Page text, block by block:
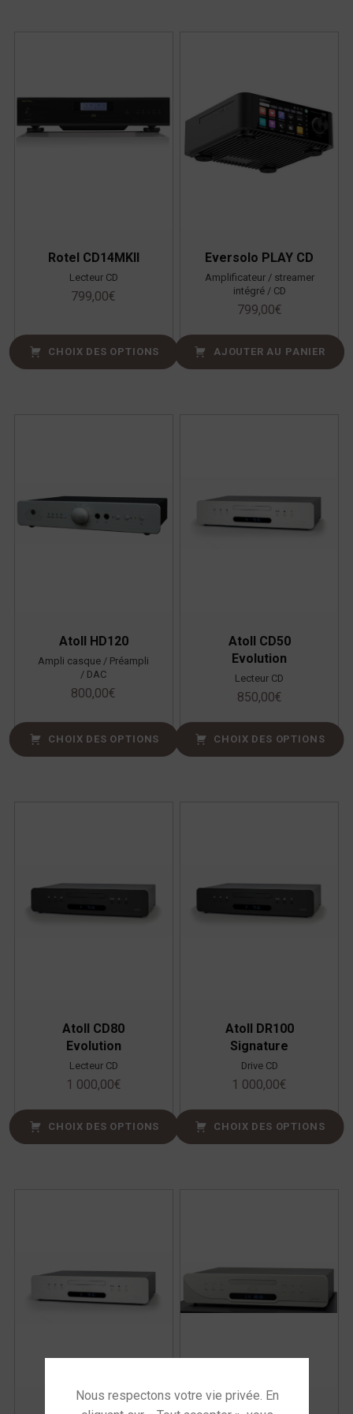
Rotel CD14MKII
Lecteur CD
799,00€
CHOIX DES OPTIONS
Eversolo PLAY CD
Amplificateur / streamer
intégré / CD
799,00€
AJOUTER AU PANIER
Atoll HD120
Ampli casque / Préampli
/ DAC
800,00€
CHOIX DES OPTIONS
Atoll CD50
Evolution
Lecteur CD
850,00€
CHOIX DES OPTIONS
Atoll CD80
Evolution
Lecteur CD
1 000,00€
CHOIX DES OPTIONS
Atoll DR100
Signature
Drive CD
1 000,00€
CHOIX DES OPTIONS